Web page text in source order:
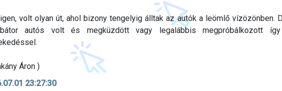
volt olyan út, ahol bizony tengelyig álltak az autók a leömlő vízözönben.
autós volt és megküzdött vagy legalábbis megpróbálkozott
Áron )
23:27:30